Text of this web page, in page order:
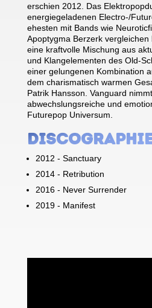
erschien 2012. Das
energiegeladenen Electro-/
ehesten mit Bands wie
Apoptygma Berzerk
eine kraftvolle Mischung aus
und Klangelementen des Old-
einer gelungenen Kombination
dem charismatisch warmen
Patrik Hansson. Vanguard
abwechslungsreiche und
Futurepop Universum.
2012 - Sanctuary
2014 - Retribution
2016 - Never Surrender
2019 - Manifest